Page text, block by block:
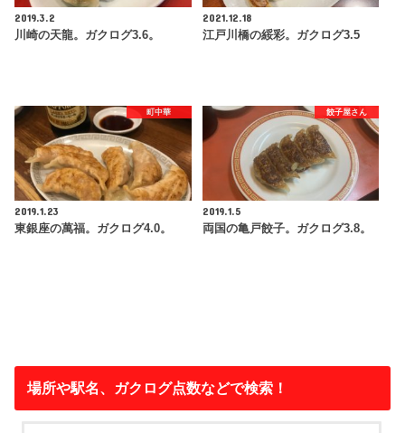
2019.3.2
川崎の天龍。ガクログ3.6。
2021.12.18
江戸川橋の綏彩。ガクログ3.5
町中華
2019.1.23
東銀座の萬福。ガクログ4.0。
餃子屋さん
2019.1.5
両国の亀戸餃子。ガクログ3.8。
場所や駅名、ガクログ点数などで検索！